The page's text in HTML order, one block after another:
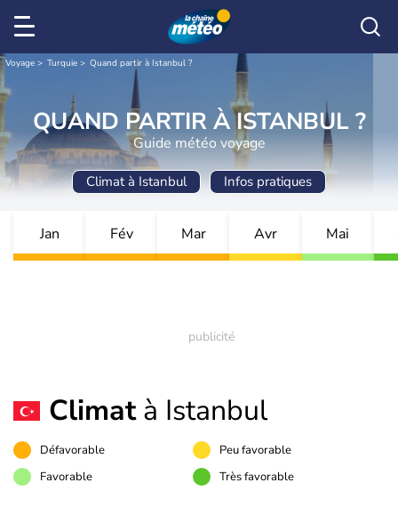
Voyage Turquie Quand partir à Istanbul ?
QUAND PARTIR À ISTANBUL ?
Guide météo voyage
Climat à Istanbul Infos pratiques
Jan Fév Mar Avr Mai
Climatà Istanbul
Défavorable
Peu favorable
Favorable
Très favorable